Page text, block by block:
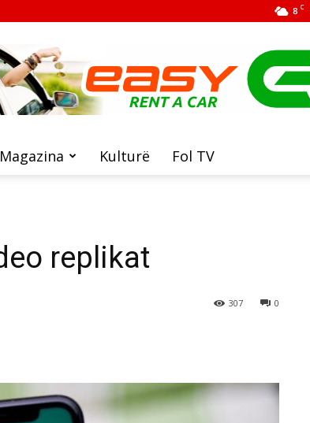
8 C
Magazina Kulturë Fol TV
replikat
0
307